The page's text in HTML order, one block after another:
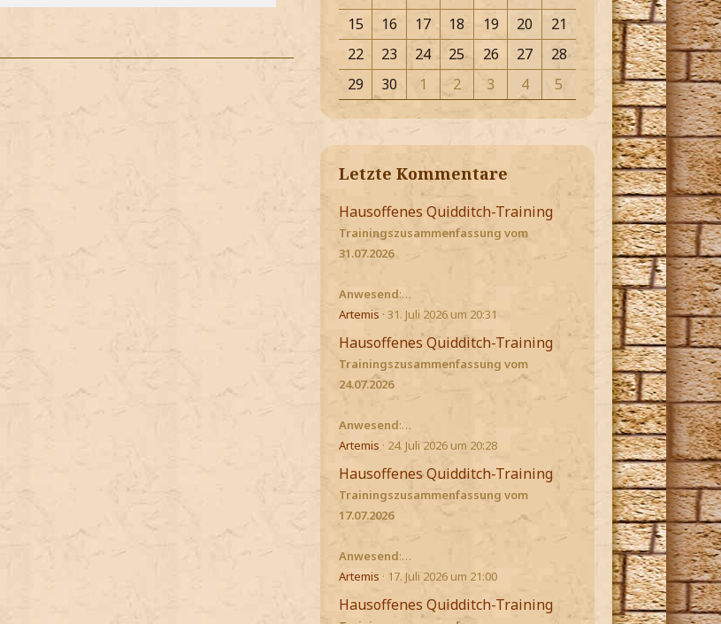
15
16 17 18 19 20
21
22
23 24 25 26 27
28
29
30 1 2 3 4 5
Letzte Kommentare
Hausoffenes Quidditch-Training
Trainingszusammenfassung vom
31.07.2026
Anwesend:…
Artemis 31. Juli 2026 um 20:31
Hausoffenes Quidditch-Training
Trainingszusammenfassung vom
24.07.2026
Anwesend:…
Artemis
24. Juli 2026 um 20:28
Hausoffenes Quidditch-Training
Trainingszusammenfassung vom
17.07.2026
Anwesend:…
Artemis
17. Juli 2026 um 21:00
Hausoffenes Quidditch-Training